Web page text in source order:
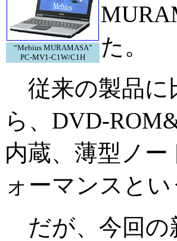
“Mebius MURAMASA”
PC-MV1-C1W/C1H
た。
従来の製品に
ら、DVD-
内蔵、薄型ノ
ォーマンスと
だが、今回の